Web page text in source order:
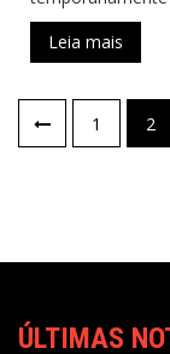
Leia mais
1 2
ÚLTIMAS